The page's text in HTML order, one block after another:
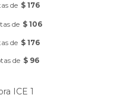
de $ 176
de $ 106
de $ 176
de $ 96
ICE 1